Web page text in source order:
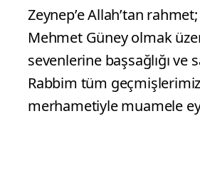
Zeynep’e Allah’tan
Mehmet Güney olmak
sevenlerine başsağlığı ve
Rabbim tüm
merhametiyle muamele